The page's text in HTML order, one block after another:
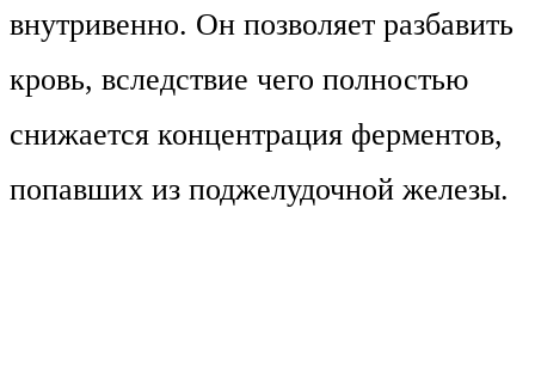
внутривенно. Он позволяет разбавить
кровь, вследствие чего полностью
снижается концентрация ферментов,
попавших из поджелудочной железы.